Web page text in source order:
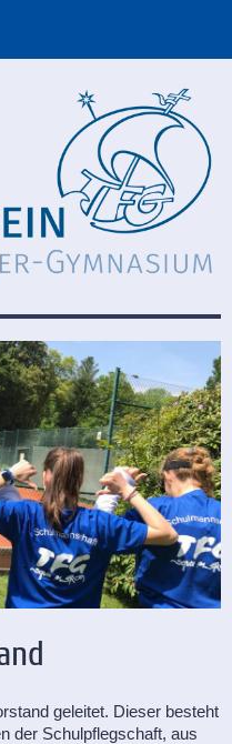
geleitet. Dieser besteht
der Schulpflegschaft, aus